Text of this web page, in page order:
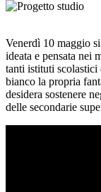
Venerdì 10 maggio
ideata e pensata nei
tanti istituti scolastici
bianco la propria
desidera sostenere
delle secondarie